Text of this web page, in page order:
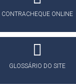
CONTRACHEQUE ONLINE
GLOSSÁRIO DO SITE